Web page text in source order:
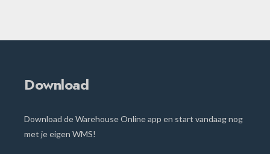
Download
Download de Warehouse Online app en start vandaag nog
met je eigen WMS!